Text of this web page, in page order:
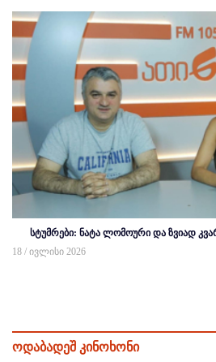
სტუმრები: ნატა ლომოური და ზვიად
18 / ივლისი 2026
ოდაბადეშ კინოხონი